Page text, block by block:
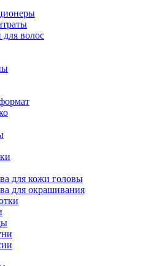
для волос
для кожи головы
для окрашивания